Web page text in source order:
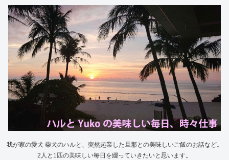
我が家の愛犬 柴犬のハルと、突然起業した旦那との美味しいご飯のお話など。
2人と1匹の美味しい毎日を綴っていきたいと思います。